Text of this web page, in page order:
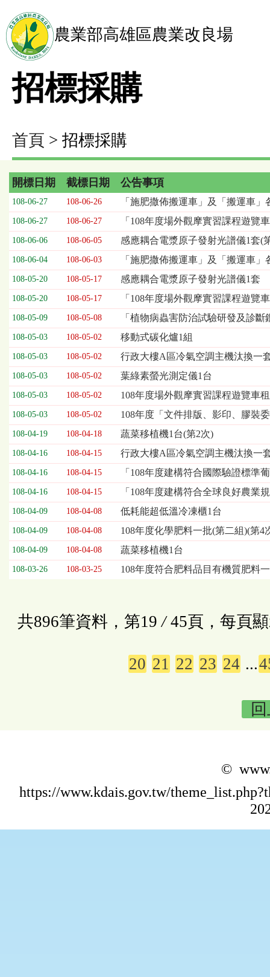
農業部高雄區農業改良場
招標採購
首頁 > 招標採購
招
標
採
購
列
表，
欄
位
依
序
開
標
期、
截
標
日
期、
公
告
事
項
開標日期 截標日期 公告事項
108-06-27 108-06-26 「施肥撒佈搬運車」及「搬運車」
108-06-27 108-06-27 「108年度場外觀摩實習課程遊覽
108-06-06 108-06-05 感應耦合電漿原子發射光譜儀1套(
108-06-04 108-06-03 「施肥撒佈搬運車」及「搬運車」
108-05-20 108-05-17 感應耦合電漿原子發射光譜儀1套
108-05-20 108-05-17 「108年度場外觀摩實習課程遊覽
108-05-09 108-05-08 「植物病蟲害防治試驗研發及診
108-05-03 108-05-02 移動式碳化爐1組
108-05-03 108-05-02 行政大樓A區冷氣空調主機汰換一
108-05-03 108-05-02 葉綠素螢光測定儀1台
108-05-03 108-05-02 108年度場外觀摩實習課程遊覽車
108-05-03 108-05-02 108年度「文件排版、影印、膠裝
108-04-19 108-04-18 蔬菜移植機1台(第2次)
108-04-16 108-04-15 行政大樓A區冷氣空調主機汰換一
108-04-16 108-04-15 「108年度建構符合國際驗證標準
108-04-16 108-04-15 「108年度建構符合全球良好農業
108-04-09 108-04-08 低耗能超低溫冷凍櫃1台
108-04-09 108-04-08 108年度化學肥料一批(第二組)(第4
108-04-09 108-04-08 蔬菜移植機1台
108-03-26 108-03-25 108年度符合肥料品目有機質肥料
共896筆資料，第19 /45頁，每頁
20 21 22 23 24 ...
©
https://www.kdais.gov.tw/